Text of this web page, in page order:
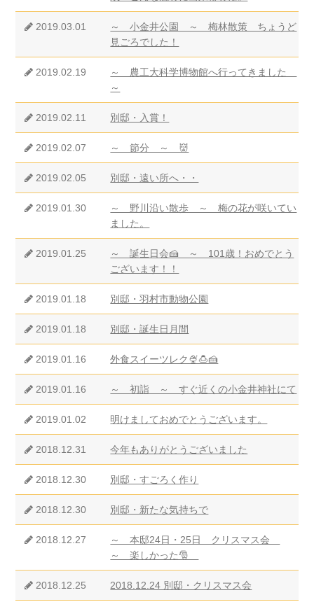
2019.03.01
～ 小金井公園 ～ 梅林散策 ちょうど
見ごろでした！
2019.02.19
～ 農工大科学博物館へ行ってきました
～
2019.02.11 別邸・入賞！
2019.02.07 ～ 節分 ～ 👹
2019.02.05 別邸・遠い所へ・・
2019.01.30
～ 野川沿い散歩 ～ 梅の花が咲いてい
ました。
2019.01.25
～ 誕生日会🍰 ～ 101歳！おめでとう
ございます！！
2019.01.18 別邸・羽村市動物公園
2019.01.18 別邸・誕生日月間
2019.01.16 外食スイーツレク🍨🍮🍰
2019.01.16 ～ 初詣 ～ すぐ近くの小金井神社にて
2019.01.02 明けましておめでとうございます。
2018.12.31 今年もありがとうございました
2018.12.30 別邸・すごろく作り
2018.12.30 別邸・新たな気持ちで
2018.12.27
～ 本邸24日・25日 クリスマス会
～ 楽しかった🎅
2018.12.25 2018.12.24 別邸・クリスマス会